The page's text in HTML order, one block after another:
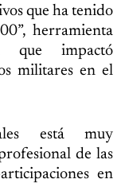
que ha tenido
herramienta
que impactó
militares en el
está muy
de las
en